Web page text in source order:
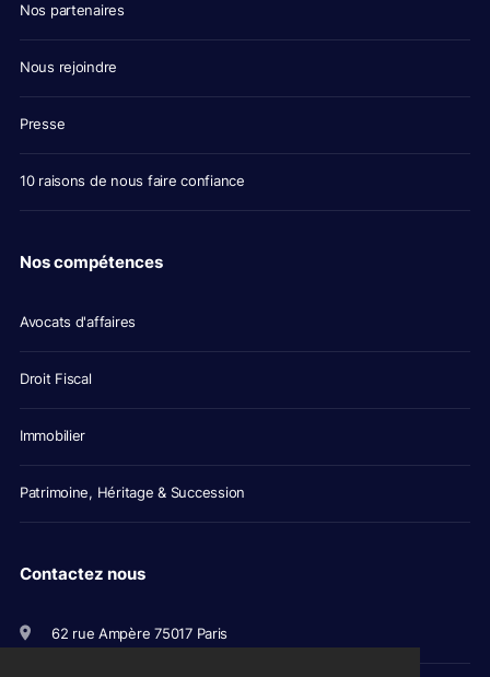
Nos partenaires
Nous rejoindre
Presse
10 raisons de nous faire confiance
Nos compétences
Avocats d'affaires
Droit Fiscal
Immobilier
Patrimoine, Héritage & Succession
Contactez nous
62 rue Ampère 75017 Paris